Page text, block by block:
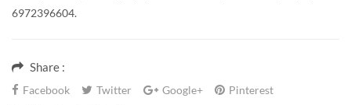
6972396604.
Share :
Facebook Twitter Google+
Pinterest